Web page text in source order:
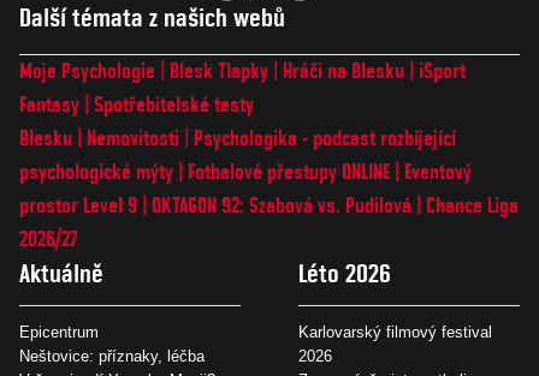
Další témata z našich webů
Moje Psychologie Blesk Tlapky Hráči na Blesku
iSport
Fantasy Spotřebitelské testy
Blesku
Nemovitosti
Psychologika - podcast rozbíjející
psychologické mýty
Fotbalové přestupy ONLINE
Eventový
prostor Level 9 OKTAGON 92: Szabová vs. Pudilová
Chance Liga
2026/27
Aktuálně
Epicentrum
Neštovice: příznaky, léčba
Léto 2026
Karlovarský filmový festival
2026